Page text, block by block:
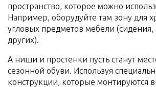
пространство, которое можно
Например, оборудуйте там зону для
угловых предметов мебели
других).
А ниши и простенки пусть станут
сезонной обуви. Используя
конструкции, которые монтируются